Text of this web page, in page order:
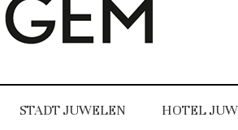
STADT JUWELEN HOTEL